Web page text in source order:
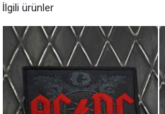
İlgili ürünler